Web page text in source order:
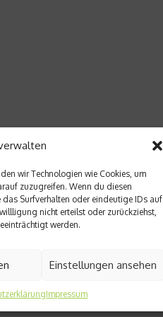
wir Technologien wie Cookies, um
zuzugreifen. Wenn du diesen
Surfverhalten oder eindeutige IDs auf
nicht erteilst oder zurückziehst,
werden.
Einstellungen ansehen
Impressum